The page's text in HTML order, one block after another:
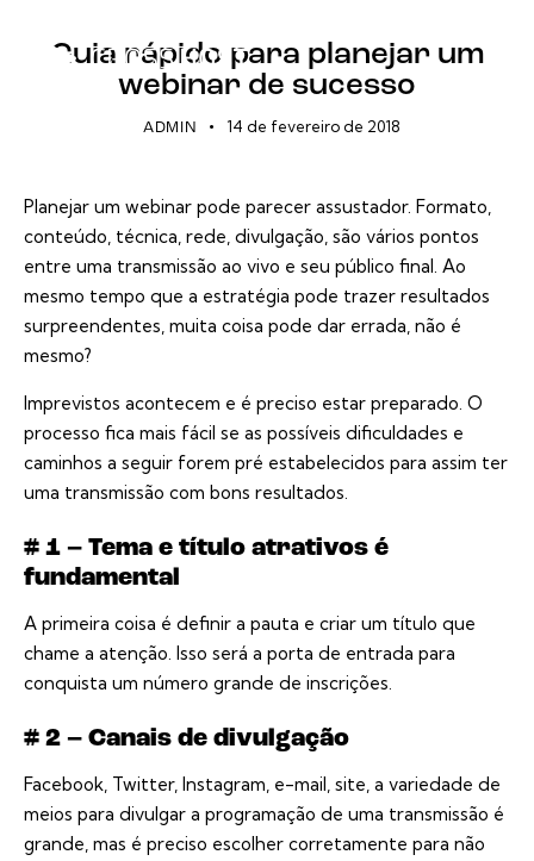
Guia rápido para planejar um
webinar de sucesso
ADMIN 14 de fevereiro de 2018
Planejar um webinar pode parecer assustador. Formato,
conteúdo, técnica, rede, divulgação, são vários pontos
entre uma transmissão ao vivo e seu público final. Ao
mesmo tempo que a estratégia pode trazer resultados
surpreendentes, muita coisa pode dar errada, não é
mesmo?
Imprevistos acontecem e é preciso estar preparado. O
processo fica mais fácil se as possíveis dificuldades e
caminhos a seguir forem pré estabelecidos para assim ter
uma transmissão com bons resultados.
# 1 – Tema e título atrativos é
fundamental
A primeira coisa é definir a pauta e criar um título que
chame a atenção. Isso será a porta de entrada para
conquista um número grande de inscrições.
# 2 – Canais de divulgação
Facebook, Twitter, Instagram, e-mail, site, a variedade de
meios para divulgar a programação de uma transmissão é
grande, mas é preciso escolher corretamente para não